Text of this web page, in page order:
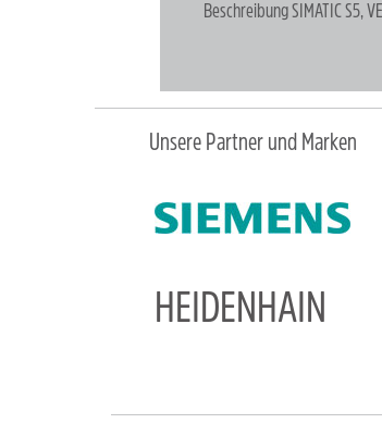
BeschreibungSIMATIC S5,
Unsere Partner und Marken
HEIDENHAIN